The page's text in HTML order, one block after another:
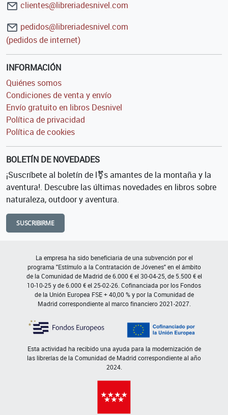
clientes@libreriadesnivel.com
pedidos@libreriadesnivel.com
(pedidos de internet)
INFORMACIÓN
Quiénes somos
Condiciones de venta y envío
Envío gratuito en libros Desnivel
Política de privacidad
Política de cookies
BOLETÍN DE NOVEDADES
¡Suscríbete al boletín de l⚧s amantes de la montaña y la
aventura!. Descubre las últimas novedades en libros sobre
naturaleza, outdoor y aventura.
SUSCRIBIRME
La empresa ha sido beneficiaria de una subvención por el
programa "Estímulo a la Contratación de Jóvenes" en el ámbito
de la Comunidad de Madrid de 6.000 € el 30-04-25, de 5.500 € el
10-10-25 y de 6.000 € el 25-02-26. Cofinanciada por los Fondos
de la Unión Europea FSE + 40,00 % y por la Comunidad de
Madrid correspondiente al marco financiero 2021-2027.
Esta actividad ha recibido una ayuda para la modernización de
las librerías de la Comunidad de Madrid correspondiente al año
2024.